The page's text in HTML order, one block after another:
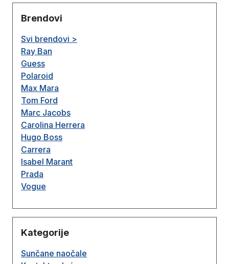
Brendovi
Svi brendovi >
Ray Ban
Guess
Polaroid
Max Mara
Tom Ford
Marc Jacobs
Carolina Herrera
Hugo Boss
Carrera
Isabel Marant
Prada
Vogue
Kategorije
Sunčane naočale